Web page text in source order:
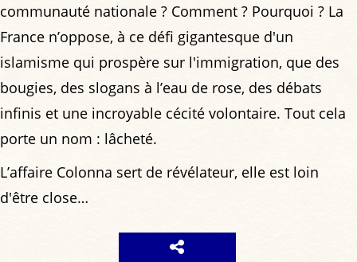
communauté nationale ? Comment ? Pourquoi ? La
France n’oppose, à ce défi gigantesque d'un
islamisme qui prospère sur l'immigration, que des
bougies, des slogans à l’eau de rose, des débats
infinis et une incroyable cécité volontaire. Tout cela
porte un nom : lâcheté.
L’affaire Colonna sert de révélateur, elle est loin
d'être close…